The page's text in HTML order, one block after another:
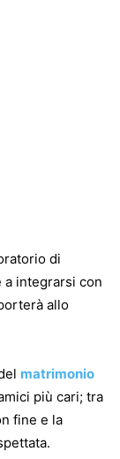
di
a integrarsi con
allo
matrimonio
più cari; tra
fine e la